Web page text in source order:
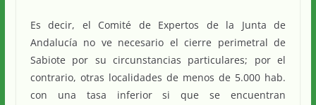
Es decir, el Comité de Expertos de la Junta de
Andalucía no ve necesario el cierre perimetral de
Sabiote por su circunstancias particulares; por el
contrario, otras localidades de menos de 5.000 hab.
con una tasa inferior si que se encuentran